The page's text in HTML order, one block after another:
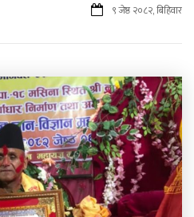
९ जेष्ठ २०८२, बिहिवार